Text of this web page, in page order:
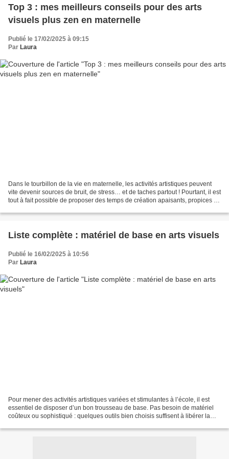
Top 3 : mes meilleurs conseils pour des arts
visuels plus zen en maternelle
Publié le 17/02/2025 à 09:15
Par Laura
Dans le tourbillon de la vie en maternelle, les activités artistiques peuvent
vite devenir sources de bruit, de stress… et de taches partout ! Pourtant, il est
tout à fait possible de proposer des temps de création apaisants, propices à
Liste complète : matériel de base en arts visuels
Publié le 16/02/2025 à 10:56
Par Laura
Pour mener des activités artistiques variées et stimulantes à l’école, il est
essentiel de disposer d’un bon trousseau de base. Pas besoin de matériel
coûteux ou sophistiqué : quelques outils bien choisis suffisent à libérer la